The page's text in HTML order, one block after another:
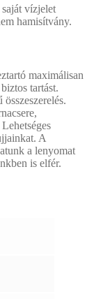
vízjelet
hamisítvány.
maximálisan
tartást.
A
a lenyomat
is elfér.